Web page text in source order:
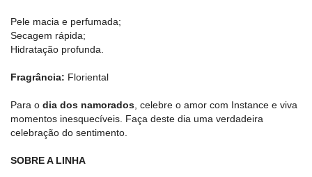
Pele macia e perfumada;
Secagem rápida;
Hidratação profunda.
Fragrância: Floriental
Para o dia dos namorados , celebre o amor com Instance e viva
momentos inesquecíveis. Faça deste dia uma verdadeira
celebração do sentimento.
SOBRE A LINHA